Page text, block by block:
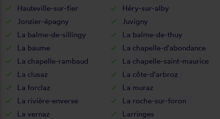
Hauteville-sur-fier
Héry-sur-alby
Jonzier-épagny
Juvigny
La balme-de-sillingy
La balme-de-thuy
La baume
La chapelle-d'abondance
La chapelle-rambaud
La chapelle-saint-maurice
La clusaz
La côte-d'arbroz
La forclaz
La muraz
La rivière-enverse
La roche-sur-foron
La vernaz
Larringes